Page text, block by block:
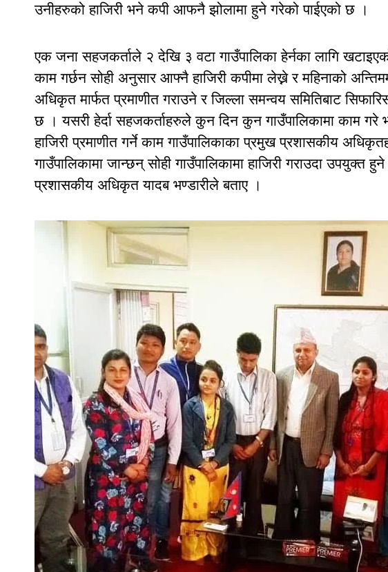
उनीहरुको हाजिरी भने कपी आफनै झोलामा हुने गरेको पाईएको छ ।
एक जना सहजकर्ताले २ देखि ३ वटा गाउँपालिका हेर्नका लागि
काम गर्छन सोही अनुसार आफ्नै हाजिरी कपीमा लेख्ने र महिनाको
अधिकृत मार्फत प्रमाणीत गराउने र जिल्ला समन्वय समितिबाट
छ । यसरी हेर्दा सहजकर्ताहरुले कुन दिन कुन गाउँपालिकामा काम गरे
हाजिरी प्रमाणीत गर्ने काम गाउँपालिकाका प्रमुख प्रशासकीय
गाउँपालिकामा जान्छन् सोही गाउँपालिकामा हाजिरी गराउदा उपयुक्त
प्रशासकीय अधिकृत यादब भण्डारीले बताए ।